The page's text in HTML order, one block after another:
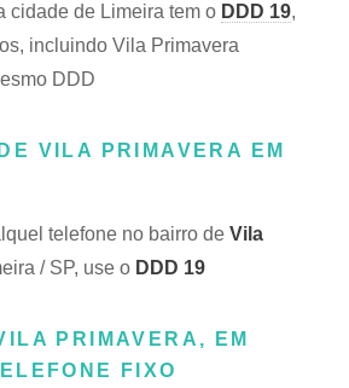
cidade de Limeira tem o DDD 19,
incluindo Vila Primavera
DDD
VILA PRIMAVERA EM
telefone no bairro de Vila
/ SP, use o DDD 19
PRIMAVERA, EM
FIXO